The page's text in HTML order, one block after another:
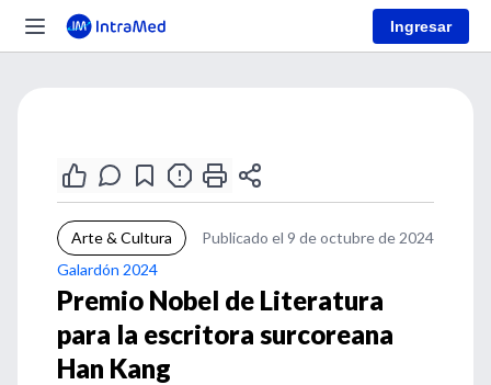
Ingresar
Arte & Cultura
Publicado el 9 de octubre de 2024
Galardón 2024
Premio Nobel de Literatura
para la escritora surcoreana
Han Kang